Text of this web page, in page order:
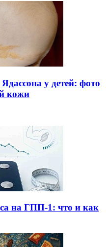
у детей: фото
кожи
на ГПП-1: что и как